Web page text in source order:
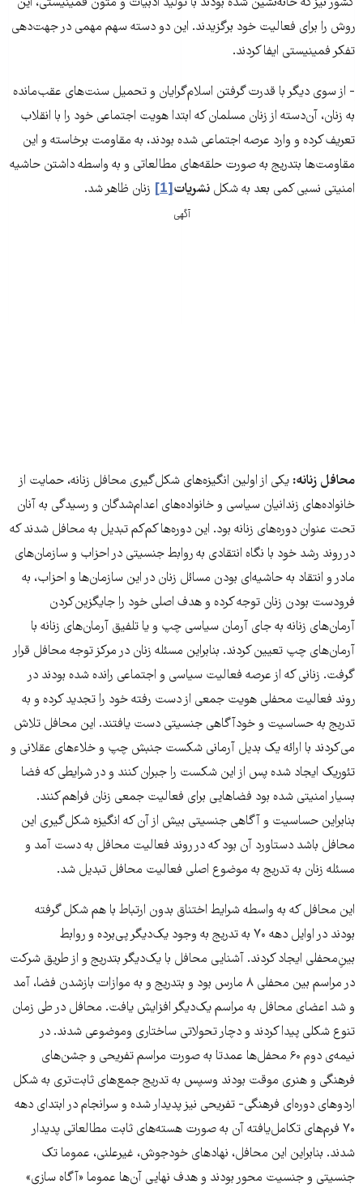
روش را برای فعالیت خود برگزیدند. این دو دسته سهم مهمی در جهت‌دهی
تفکر فمینیستی ایفا کردند.
- از سوی دیگر با قدرت گرفتن اسلام‌گرایان و تحمیل سنت‌های عقب‌مانده
به زنان، آن‌دسته از زنان مسلمان که ابتدا هویت اجتماعی خود را با انقلاب
تعریف کرده و وارد عرصه‌ اجتماعی شده بودند، به مقاومت برخاسته و این
مقاومت‌ها بتدریج به صورت حلقه‌های مطالعاتی و به واسطه داشتن حاشیه‌
امنیتی نسبی کمی بعد به شکل نشریات[1]
زنان ظاهر شد.
آگهی
محافل زنانه: یکی از اولین انگیزه‌های شکل‌گیری محافل زنانه، حمایت از
خانواده‌های زندانیان سیاسی و خانواده‌های اعدام‌شدگان و رسیدگی به آنان
تحت عنوان دوره‌های زنانه بود. این دوره‌ها کم‌کم تبدیل به محافل شدند که
در روند رشد خود با نگاه انتقادی به روابط جنسیتی در احزاب و سازمان‌های
مادر و انتقاد به حاشیه‌ای بودن مسائل زنان در این سازمان‌ها و احزاب، به
فرودست بودن زنان توجه کرده و هدف اصلی خود را جایگزین‌کردن
آرمان‌های زنانه به جای آرمان سیاسی چپ و یا تلفیق آرمان‌های زنانه با
آرمان‌های چپ تعیین کردند. بنابراین مسئله‌ زنان در مرکز توجه محافل قرار
گرفت. زنانی که از عرصه‌ فعالیت سیاسی و اجتماعی رانده شده بودند در
روند فعالیت محفلی هویت جمعی از دست رفته خود را تجدید کرده و به
تدریج به حساسیت و خودآگاهی جنسیتی دست یافتند. این محافل تلاش
می‌کردند با ارائه‌ یک بدیل آرمانی شکست جنبش چپ و خلا‎‎ءهای عقلانی و
تئوریک ایجاد شده پس از این شکست را جبران کنند و در شرایطی که فضا
بسیار امنیتی شده بود فضاهایی برای فعالیت جمعی زنان فراهم کنند.
بنابراین حساسیت و آگاهی جنسیتی بیش از آن که انگیزه‌ شکل‌گیری این
محافل باشد دستاورد آن بود که در روند فعالیت محافل به دست آمد و
مسئله‌ زنان به تدریج به موضوع اصلی فعالیت محافل تبدیل شد.
این محافل که به واسطه‌ شرایط اختناق بدون ارتباط با هم شکل گرفته
بودند در اوایل دهه‌ ۷۰ به تدریج به وجود یک‌دیگر پی‌برده و روابط
بینِ‌محفلی ایجاد کردند. آشنایی محافل با یک‌دیگر بتدریج و از طریق شرکت
در مراسم بین محفلی ۸ مارس بود و بتدریج و به موازات بازشدن فضا، آمد
و شد اعضای محافل به مراسم یک‌دیگر افزایش یافت. محافل در طی زمان
تنوع شکلی پیدا کردند و دچار تحولاتی ساختاری وموضوعی شدند. در
نیمه‌ی دوم ۶۰ محفل‌ها عمدتا به صورت مراسم تفریحی و جشن‌های
فرهنگی و هنری موقت بودند وسپس به تدریج جمع‌های ثابت‌تری به شکل
اردوهای دوره‌ای فرهنگی- تفریحی نیز پدیدار شده و سرانجام در ابتدای دهه‌
۷۰ فرم‌های تکامل‌یافته‌ آن به صورت هسته‌های ثابت مطالعاتی پدیدار
شدند. بنابراین این محافل، نهادهای خودجوش، غیرعلنی، عموما تک
جنسیتی و جنسیت محور بودند و هدف نهایی آن‌ها عموما «آگاه سازی»